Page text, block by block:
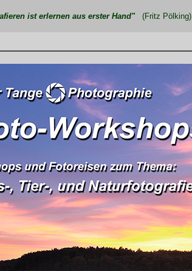
ist erlernen aus erster Hand"(Fritz Pölking)